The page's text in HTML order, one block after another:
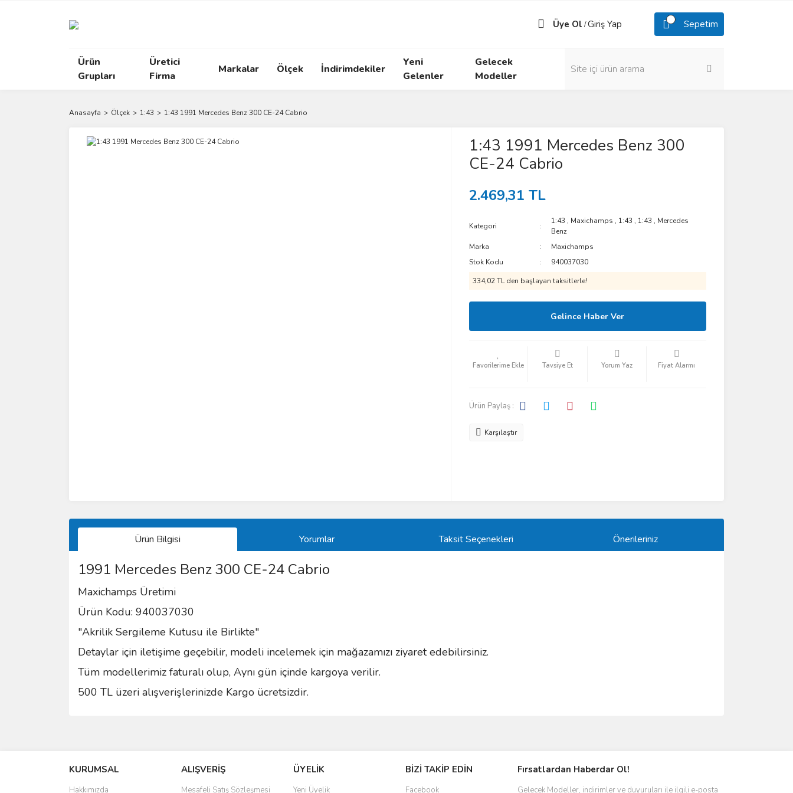
Üye Ol /Giriş Yap Sepetim
Ürün
Grupları
Üretici
Firma
Markalar Ölçek İndirimdekiler
Yeni
Gelenler
Gelecek
Modeller
Anasayfa Ölçek 1:43 1:43 1991 Mercedes Benz 300 CE-24 Cabrio
1:43 1991 Mercedes Benz 300
CE-24 Cabrio
2.469,31 TL
Kategori
1:43 , Maxichamps , 1:43 , 1:43 , Mercedes
Benz
Marka
Maxichamps
Stok Kodu
940037030
334,02 TL den başlayan taksitlerle!
Gelince Haber Ver
Tavsiye Et Yorum Yaz Fiyat Alarmı
Ürün Paylaş :
Karşılaştır
Ürün Bilgisi Yorumlar Taksit Seçenekleri Önerileriniz
1991 Mercedes Benz 300 CE-24 Cabrio
Maxichamps Üretimi
Ürün Kodu: 940037030
"Akrilik Sergileme Kutusu ile Birlikte"
Detaylar için iletişime geçebilir, modeli incelemek için mağazamızı ziyaret edebilirsiniz.
Tüm modellerimiz faturalı olup, Aynı gün içinde kargoya verilir.
500 TL üzeri alışverişlerinizde Kargo ücretsizdir.
Ürün resmi kalitesiz, bozuk veya görüntülenemiyor.
Ürün açıklamasında eksik bilgiler bulunuyor.
KURUMSAL
Hakkımızda
ALIŞVERİŞ
Mesafeli Satış Sözleşmesi
ÜYELİK
Yeni Üyelik
BİZİ TAKİP EDİN
Facebook
Fırsatlardan Haberdar Ol!
Gelecek Modeller, indirimler ve duyuruları ile ilgili e-posta